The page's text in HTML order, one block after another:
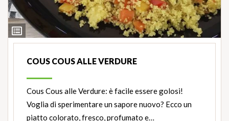
Ingredienti
COUS COUS ALLE VERDURE
Cous Cous alle Verdure: è facile essere golosi!
Voglia di sperimentare un sapore nuovo? Ecco un
piatto colorato, fresco, profumato e…